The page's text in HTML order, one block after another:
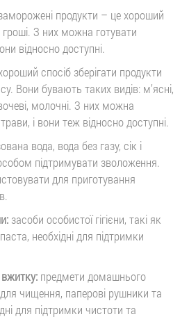
продукти – це хороший
З них можна готувати
відносно доступні.
спосіб зберігати продукти
Вони бувають таких видів: м’ясні,
молочні. З них можна
і вони теж відносно доступні.
вода, вода без газу, сік і
підтримувати зволоження.
для приготування
засоби особистої гігієни, такі як
необхідні для підтримки
предмети домашнього
чищення, паперові рушники та
для підтримки чистоти та